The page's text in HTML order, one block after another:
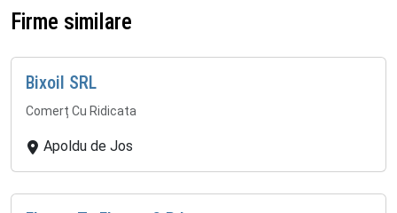
Firme similare
Bixoil SRL
Comerț Cu Ridicata
Apoldu de Jos